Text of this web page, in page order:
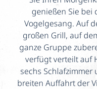
genießen Sie bei
Vogelgesang. Auf
großen Grill, auf
ganze Gruppe
verfügt verteilt auf
sechs Schlafzimmer
breiten Auffahrt der